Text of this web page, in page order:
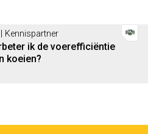
Kennispartner
ik de voerefficiëntie
koeien?